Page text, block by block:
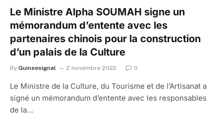
Le Ministre Alpha SOUMAH signe un
mémorandum d’entente avec les
partenaires chinois pour la construction
d’un palais de la Culture
By Guineesignal 2 novembre 2022 0
Le Ministre de la Culture, du Tourisme et de l’Artisanat a
signé un mémorandum d’entente avec les responsables
de la…